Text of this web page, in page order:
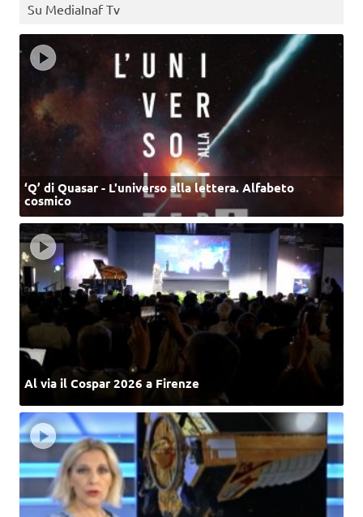
Su MediaInaf Tv
‘Q’ di Quasar - L'universo alla lettera. Alfabeto
cosmico
Al via il Cospar 2026 a Firenze